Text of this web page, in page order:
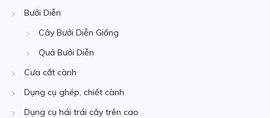
Bưởi Diễn
Cây Bưởi Diễn Giống
Quả Bưởi Diễn
Cưa cắt cành
Dụng cụ ghép, chiết cành
Dụng cụ hái trái cây trên cao